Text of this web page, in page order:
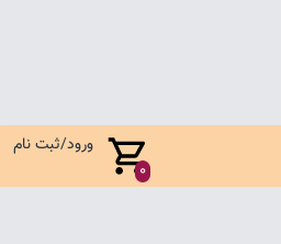
0
ورود/ثبت نام